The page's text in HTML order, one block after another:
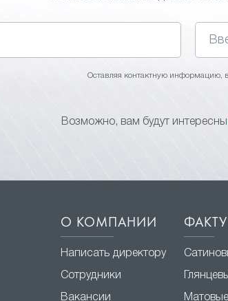
Оставляя контактную информацию,
Возможно, вам будут интересны
О КОМПАНИИ
Написать директору
Сотрудники
Вакансии Матовые